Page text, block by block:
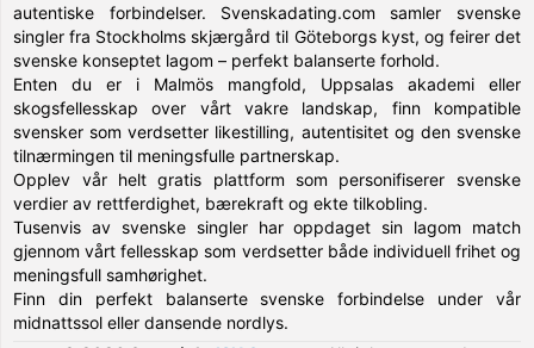
autentiske forbindelser. Svenskadating.com samler svenske
singler fra Stockholms skjærgård til Göteborgs kyst, og feirer det
svenske konseptet lagom – perfekt balanserte forhold.
Enten du er i Malmös mangfold, Uppsalas akademi eller
skogsfellesskap over vårt vakre landskap, finn kompatible
svensker som verdsetter likestilling, autentisitet og den svenske
tilnærmingen til meningsfulle partnerskap.
Opplev vår helt gratis plattform som personifiserer svenske
verdier av rettferdighet, bærekraft og ekte tilkobling.
Tusenvis av svenske singler har oppdaget sin lagom match
gjennom vårt fellesskap som verdsetter både individuell frihet og
meningsfull samhørighet.
Finn din perfekt balanserte svenske forbindelse under vår
midnattssol eller dansende nordlys.